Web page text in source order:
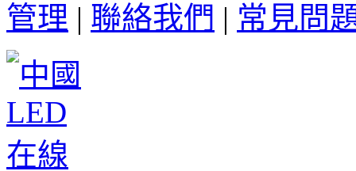
管理 | 聯絡我們 | 常見問